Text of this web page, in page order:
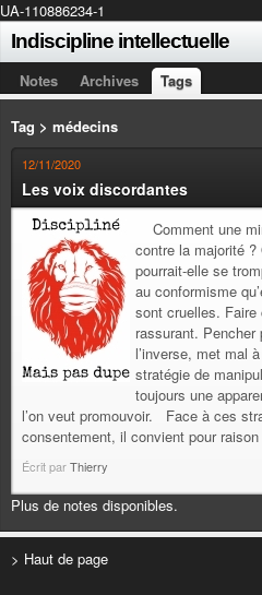
UA-110886234-1
Indiscipline intellectuelle
Notes Archives Tags
Tag > médecins
12/11/2020
Les voix discordantes
Comment une
contre la majorité
pourrait-elle se
au conformisme
sont cruelles.
rassurant. Pencher
l’inverse, met mal
stratégie de
toujours une
l’on veut promouvoir. Face à ces
consentement, il convient pour
Écrit parThierry
Plus de notes disponibles.
> Haut de page